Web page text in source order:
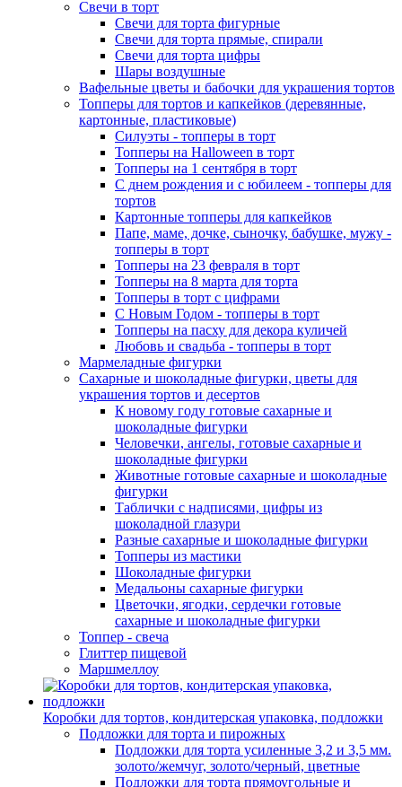
Свечи в торт
Свечи для торта фигурные
Свечи для торта прямые, спирали
Свечи для торта цифры
Шары воздушные
Вафельные цветы и бабочки для украшения тортов
Топперы для тортов и капкейков (деревянные,
картонные, пластиковые)
Силуэты - топперы в торт
Топперы на Halloween в торт
Топперы на 1 сентября в торт
С днем рождения и с юбилеем - топперы для
тортов
Картонные топперы для капкейков
Папе, маме, дочке, сыночку, бабушке, мужу -
топперы в торт
Топперы на 23 февраля в торт
Топперы на 8 марта для торта
Топперы в торт с цифрами
С Новым Годом - топперы в торт
Топперы на пасху для декора куличей
Любовь и свадьба - топперы в торт
Мармеладные фигурки
Сахарные и шоколадные фигурки, цветы для
украшения тортов и десертов
К новому году готовые сахарные и
шоколадные фигурки
Человечки, ангелы, готовые сахарные и
шоколадные фигурки
Животные готовые сахарные и шоколадные
фигурки
Таблички с надписями, цифры из
шоколадной глазури
Разные сахарные и шоколадные фигурки
Топперы из мастики
Шоколадные фигурки
Медальоны сахарные фигурки
Цветочки, ягодки, сердечки готовые
сахарные и шоколадные фигурки
Топпер - свеча
Глиттер пищевой
Маршмеллоу
Коробки для тортов, кондитерская упаковка, подложки
Подложки для торта и пирожных
Подложки для торта усиленные 3,2 и 3,5 мм.
золото/жемчуг, золото/черный, цветные
Подложки для торта прямоугольные и